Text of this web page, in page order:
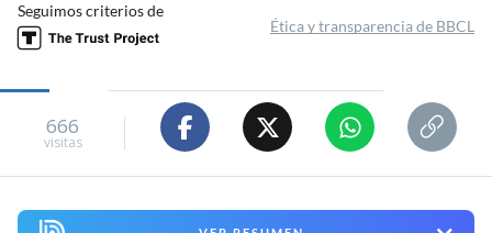
Seguimos criterios de
Ética y transparencia de BBCL
666
visitas